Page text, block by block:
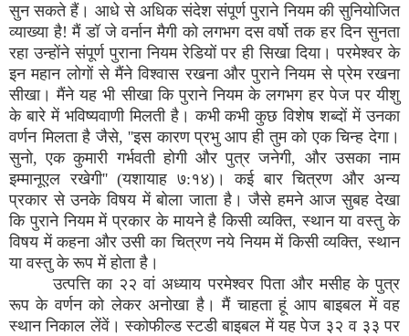
सुन सकते हैं। आधे से अधिक संदेश संपूर्ण पुराने नियम की सुनियोजित
व्याख्या है! मैं डॉ जे वर्नान मैगी को लगभग दस वर्षो तक हर दिन सुनता
रहा उन्होंने संपूर्ण पुराना नियम रेडियों पर ही सिखा दिया। परमेश्वर के
इन महान लोगों से मैंने विश्वास रखना और पुराने नियम से प्रेम रखना
सीखा। मैंने यह भी सीखा कि पुराने नियम के लगभग हर पेज पर यीशु
के बारे में भविष्यवाणी मिलती है। कभी कभी कुछ विशेष शब्दों में उनका
वर्णन मिलता है जैसे, ''इस कारण प्रभु आप ही तुम को एक चिन्ह देगा।
सुनो, एक कुमारी गर्भवती होगी और पुत्र जनेगी, और उसका नाम
इम्मानूएल रखेगी'' (यशायाह ७:१४)। कई बार चित्रण और अन्य
प्रकार से उनके विषय में बोला जाता है। जैसे हमने आज सुबह देखा
कि पुराने नियम में प्रकार के मायने है किसी व्यक्ति, स्थान या वस्तु के
विषय में कहना और उसी का चित्रण नये नियम में किसी व्यक्ति, स्थान
या वस्तु के रूप में होता है।
उत्पत्ति का २२ वां अध्याय परमेश्वर पिता और मसीह के पुत्र
रूप के वर्णन को लेकर अनोखा है। मैं चाहता हूं आप बाइबल में वह
स्थान निकाल लेंवें। स्कोफील्ड स्टडी बाइबल में यह पेज ३२ व ३३ पर